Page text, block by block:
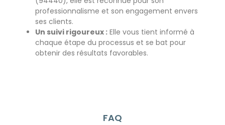
professionnalisme et son engagement envers
ses clients.
Un suivi rigoureux : Elle vous tient informé à
chaque étape du processus et se bat pour
obtenir des résultats favorables.
FAQ